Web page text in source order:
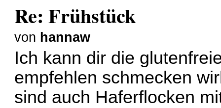
Re: Frühstück
von hannaw
Ich kann dir die
empfehlen schmecken
sind auch Haferflocken